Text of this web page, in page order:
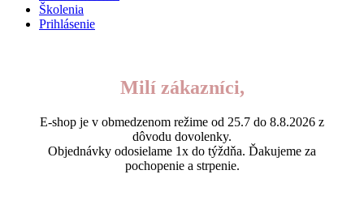
Školenia
Prihlásenie
Milí zákazníci,
E-shop je v obmedzenom režime od 25.7 do 8.8.2026 z
dôvodu dovolenky.
Objednávky odosielame 1x do týždňa. Ďakujeme za
pochopenie a strpenie.